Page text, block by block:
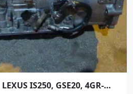
IS250, GSE20, 4GR-